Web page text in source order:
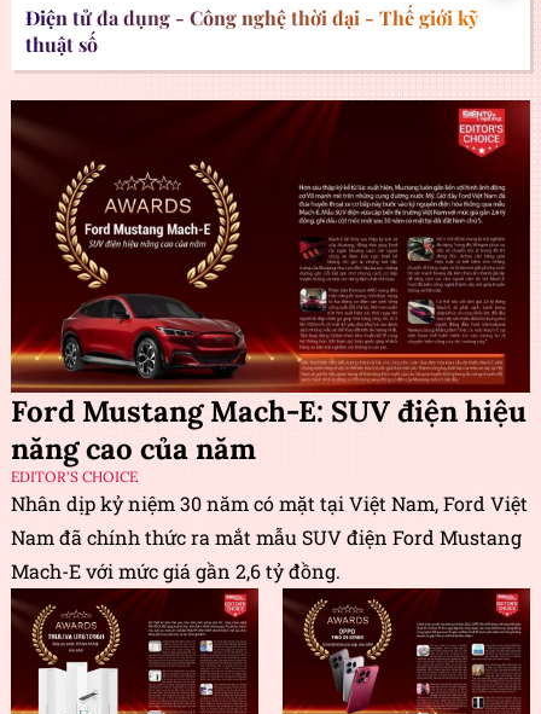
Điện tử đa dụng - Công nghệ thời đại - Thế giới kỹ
thuật số
Ford Mustang Mach-E: SUV điện hiệu
năng cao của năm
EDITOR'S CHOICE
Nhân dịp kỷ niệm 30 năm có mặt tại Việt Nam, Ford Việt
Nam đã chính thức ra mắt mẫu SUV điện Ford Mustang
Mach-E với mức giá gần 2,6 tỷ đồng.